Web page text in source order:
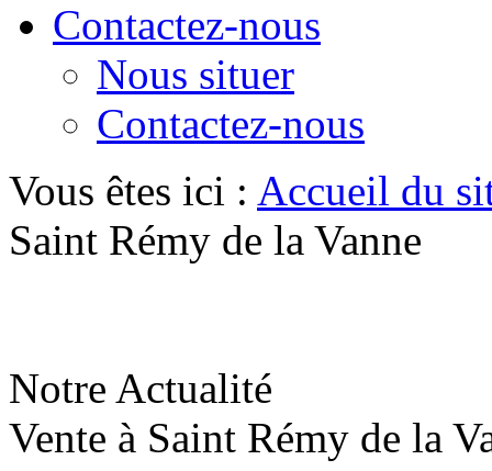
Contactez-nous
Nous situer
Contactez-nous
Vous êtes ici : Accueil du
Saint Rémy de la Vanne
Notre Actualité
Vente à Saint Rémy de la